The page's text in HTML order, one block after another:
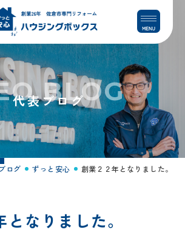
代表ブログ
BLOG
ログ ずっと安心 創業２２年となりました。
なりました。